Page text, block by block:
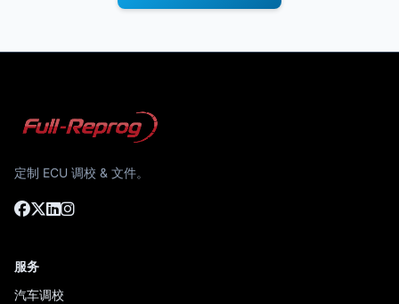
定制 ECU 调校 & 文件。
服务
汽车调校